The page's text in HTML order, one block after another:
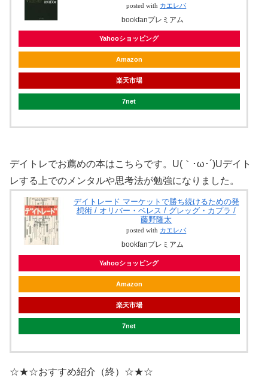
posted with カエレバ
bookfanプレミアム
Yahooショッピング
Amazon
楽天市場
7net
デイトレでお薦めの本はこちらです。U(｀･ω･´)Uデイト
レする上でのメンタルや思考法が勉強になりました。
デイトレード マーケットで勝ち続けるための発
想術 / オリバー・ベレス / グレッグ・カプラ /
藤野隆太
posted with カエレバ
bookfanプレミアム
Yahooショッピング
Amazon
楽天市場
7net
☆★☆おすすめ紹介（終）☆★☆